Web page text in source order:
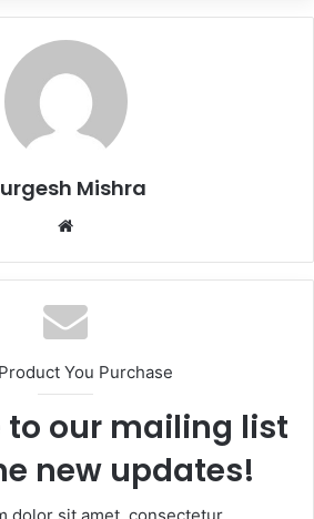
Mishra
Website
You Purchase
to our mailing list
new updates!
dolor sit amet, consectetur.